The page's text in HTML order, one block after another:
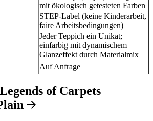
mit ökologisch getesteten Farben
STEP-Label (keine Kinderarbeit,
faire Arbeitsbedingungen)
Jeder Teppich ein Unikat;
einfarbig mit dynamischem
Glanzeffekt durch Materialmix
Auf Anfrage
of Carpets